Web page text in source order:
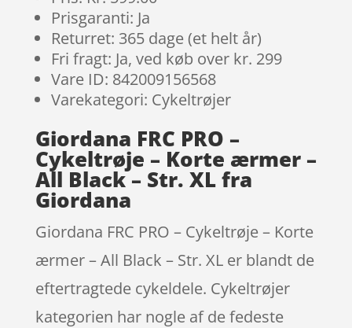
Prisgaranti: Ja
Returret: 365 dage (et helt år)
Fri fragt: Ja, ved køb over kr. 299
Vare ID: 842009156568
Varekategori: Cykeltrøjer
Giordana FRC PRO –
Cykeltrøje – Korte ærmer –
All Black – Str. XL fra
Giordana
Giordana FRC PRO – Cykeltrøje – Korte
ærmer – All Black – Str. XL er blandt de
eftertragtede cykeldele. Cykeltrøjer
kategorien har nogle af de fedeste